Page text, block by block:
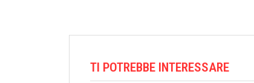
TI POTREBBE INTERESSARE